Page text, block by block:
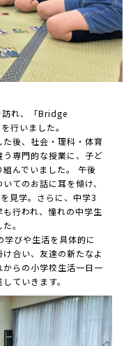
訪れ、「Bridge
いました。
後、社会・理科・体育
専門的な授業に、子ど
んでいました。 午後
てのお話に耳を傾け、
見学。さらに、中学3
行われ、憧れの中学生
。
学びや生活を具体的に
合い、友達の新たなよ
らの小学校生活一日一
ていきます。